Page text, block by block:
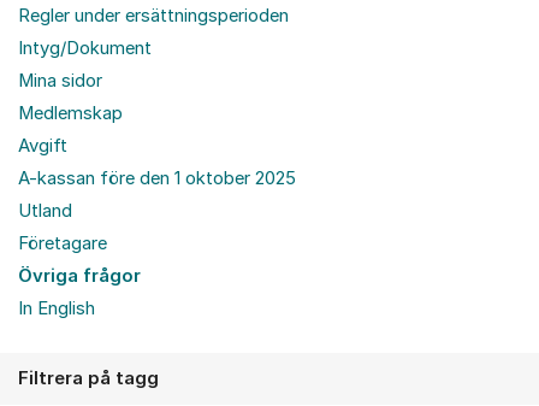
Regler under ersättningsperioden
Intyg/Dokument
Mina sidor
Medlemskap
Avgift
A-kassan före den 1 oktober 2025
Utland
Företagare
Övriga frågor
In English
Filtrera på tagg